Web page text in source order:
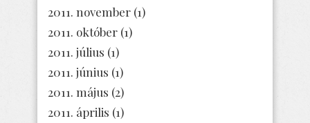
2011. november (1)
2011. október (1)
2011. július (1)
2011. június (1)
2011. május (2)
2011. április (1)